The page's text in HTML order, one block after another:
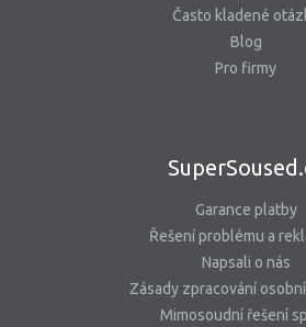
Často kladené
Blog
Pro firmy
Garance platby
Řešení problému a
Napsali o nás
Zásady zpracování
Mimosoudní řešení